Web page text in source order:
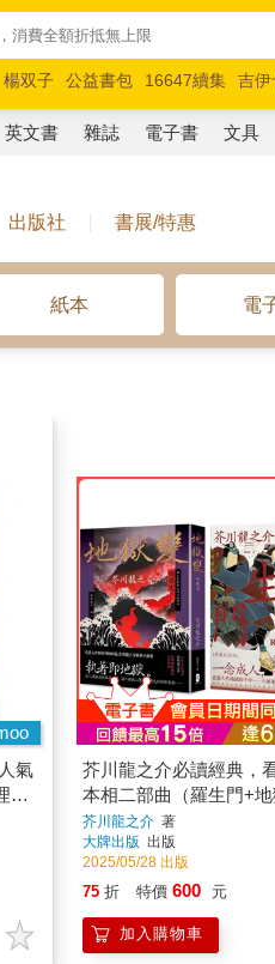
楊双子 公益書包 16647續集 吉伊
攤新作 馬斯克 玩具總動員5 超慢
英文書 雜誌 電子書 文具
出版社 書展/特惠
紙本 電
氣
學
芥川龍之介必讀經典，
本相二部曲（羅生門+地
芥川龍之介著
大牌出版 出版
2025/05/28 出版
75 折 特價 600 元
加入購物車